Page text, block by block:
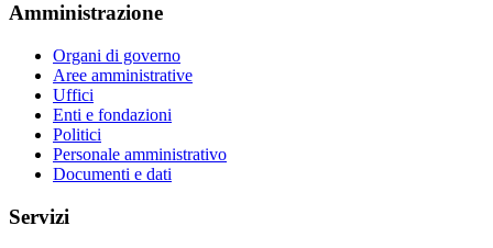
Amministrazione
Organi di governo
Aree amministrative
Uffici
Enti e fondazioni
Politici
Personale amministrativo
Documenti e dati
Servizi